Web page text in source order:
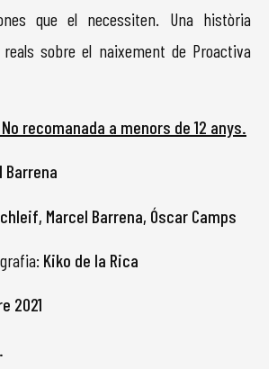
que el necessiten. Una història
sobre el naixement de Proactiva
recomanada a menors de 12 anys.
Barrena
Marcel Barrena, Óscar Camps
Kiko de la Rica
2021